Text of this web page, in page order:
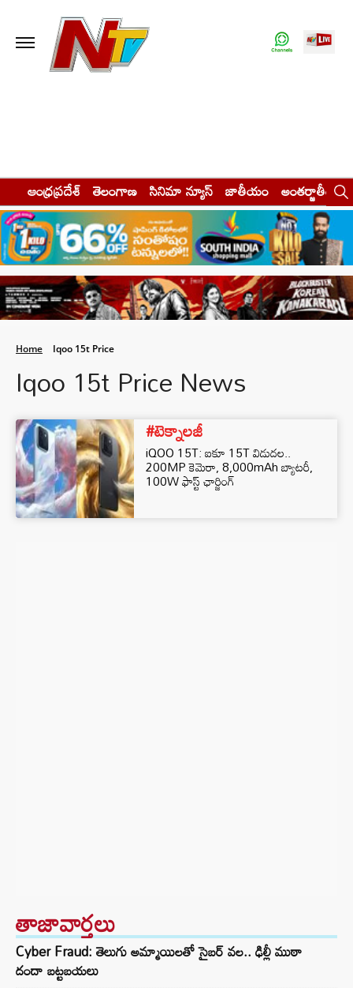
ఆంధ్రప్రదేశ్ తెలంగాణ సినిమా న్యూస్ జాతీయం అంతర్జాతీయం
Home Iqoo 15t Price
Iqoo 15t Price News
#టెక్నాలజీ
iQOO 15T: ఐకూ 15T విడుదల..
200MP కెమెరా, 8,000mAh బ్యాటరీ,
100W ఫాస్ట్ ఛార్జింగ్‌
తాజావార్తలు
Cyber Fraud: తెలుగు అమ్మాయిలతో సైబర్ వల.. ఢిల్లీ ముఠా
దందా బట్టబయలు